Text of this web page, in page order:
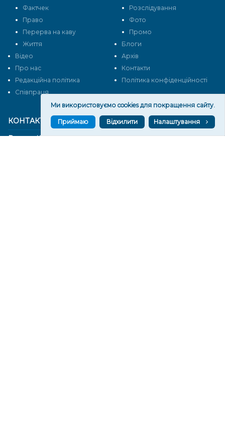
КОНТАКТИ
Редакційний відділ:
Фактчек
Розслідування
Право
Фото
Перерва на каву
Промо
Життя
Блоги
Відео
Архів
Про нас
Контакти
Редакційна політика
Політика конфіденційності
Cпівпраця
Ми використовуємо cookies для покращення сайту.
Приймаю Відхилити Налаштування